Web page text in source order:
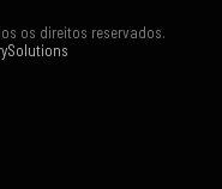
os direitos reservados.